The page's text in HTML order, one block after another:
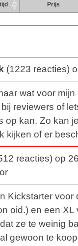
Prijs
(1223 reacties)
wat voor
reviewers of
op kan. Zo kan
kijken of er
reacties) op
Kickstarter voor
oid.) en een XL
ze te weinig
gewoon te